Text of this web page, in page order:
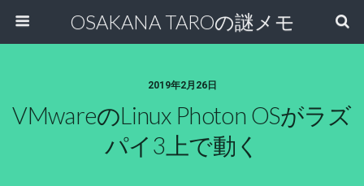
OSAKANA TAROの謎メモ
2019年2月26日
VMwareのLinux Photon OSがラズ
パイ3上で動く